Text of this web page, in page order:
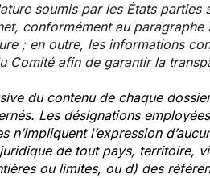
soumis par les États
conformément au
; en outre, les informations
Comité afin de garantir la
du contenu de chaque
Les désignations
n’impliquent l’expression
de tout pays, territoire,
ou limites, ou d) des